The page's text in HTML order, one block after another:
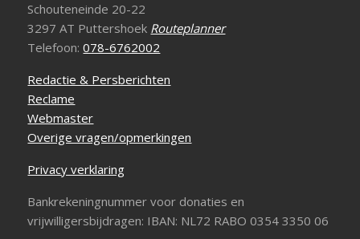
Schouteneinde 20-22
3297 AT Puttershoek Routeplanner
Telefoon:078-6762002
Redactie & Persberichten
Reclame
Webmaster
Overige vragen/opmerkingen
Privacy verklaring
Bankrekeningnummer voor donaties en
vrijwilligersbijdragen: IBAN: NL72 RABO 0354 3350 06